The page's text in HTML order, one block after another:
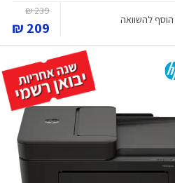
הוסף להשוואה
239 ₪
209 ₪